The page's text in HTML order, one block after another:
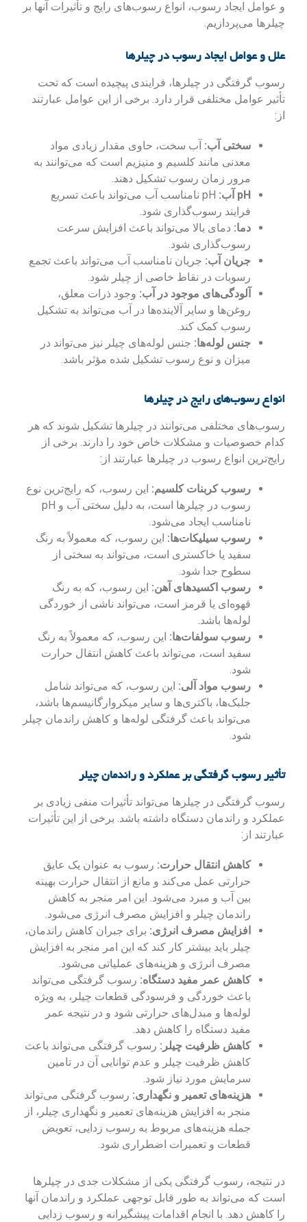
و عوامل ایجاد رسوب، انواع رسوب‌های رایج و تأثیرات آنها بر
چیلرها می‌پردازیم.
علل و عوامل ایجاد رسوب در چیلرها
رسوب گرفتگی در چیلرها، فرایندی پیچیده است که تحت
تأثیر عوامل مختلفی قرار دارد. برخی از این عوامل عبارتند
از:
سختی آب: آب سخت، حاوی مقدار زیادی مواد
معدنی مانند کلسیم و منیزیم است که می‌توانند به
مرور زمان رسوب تشکیل دهند.
pH آب:
pH نامناسب آب می‌تواند باعث تسریع
فرایند رسوب‌گذاری شود.
دما: دمای بالا می‌تواند باعث افزایش سرعت
رسوب‌گذاری شود.
جریان آب: جریان نامناسب آب می‌تواند باعث تجمع
رسوبات در نقاط خاصی از چیلر شود.
آلودگی‌های موجود در آب: وجود ذرات معلق،
روغن‌ها و سایر آلاینده‌ها در آب می‌تواند به تشکیل
رسوب کمک کند.
جنس لوله‌ها: جنس لوله‌های چیلر نیز می‌تواند در
میزان و نوع رسوب تشکیل شده مؤثر باشد.
انواع رسوب‌های رایج در چیلرها
رسوب‌های مختلفی می‌توانند در چیلرها تشکیل شوند که هر
کدام خصوصیات و مشکلات خاص خود را دارند. برخی از
رایج‌ترین انواع رسوب در چیلرها عبارتند از:
رسوب کربنات کلسیم: این رسوب، که رایج‌ترین نوع
رسوب در چیلرها است، به دلیل سختی آب و pH
نامناسب ایجاد می‌شود.
رسوب سیلیکات‌ها: این رسوب، که معمولاً به رنگ
سفید یا خاکستری است، می‌تواند به سختی از
سطوح جدا شود.
رسوب اکسیدهای آهن: این رسوب، که به رنگ
قهوه‌ای یا قرمز است، می‌تواند ناشی از خوردگی
لوله‌ها باشد.
رسوب سولفات‌ها: این رسوب، که معمولاً به رنگ
سفید است، می‌تواند باعث کاهش انتقال حرارت
شود.
رسوب مواد آلی: این رسوب، که می‌تواند شامل
جلبک‌ها، باکتری‌ها و سایر میکروارگانیسم‌ها باشد،
می‌تواند باعث گرفتگی لوله‌ها و کاهش راندمان چیلر
شود.
تأثیر رسوب گرفتگی بر عملکرد و راندمان چیلر
رسوب گرفتگی در چیلرها می‌تواند تأثیرات منفی زیادی بر
عملکرد و راندمان دستگاه داشته باشد. برخی از این تأثیرات
عبارتند از:
کاهش انتقال حرارت: رسوب به عنوان یک عایق
حرارتی عمل می‌کند و مانع از انتقال حرارت بهینه
بین آب و مبرد می‌شود. این امر منجر به کاهش
راندمان چیلر و افزایش مصرف انرژی می‌شود.
افزایش مصرف انرژی: برای جبران کاهش راندمان،
چیلر باید بیشتر کار کند که این امر منجر به افزایش
مصرف انرژی و هزینه‌های عملیاتی می‌شود.
کاهش عمر مفید دستگاه: رسوب گرفتگی می‌تواند
باعث خوردگی و فرسودگی قطعات چیلر، به ویژه
لوله‌ها و مبدل‌های حرارتی شود و در نتیجه عمر
مفید دستگاه را کاهش دهد.
کاهش ظرفیت چیلر: رسوب گرفتگی می‌تواند باعث
کاهش ظرفیت چیلر و عدم توانایی آن در تامین
سرمایش مورد نیاز شود.
هزینه‌های تعمیر و نگهداری: رسوب گرفتگی می‌تواند
منجر به افزایش هزینه‌های تعمیر و نگهداری چیلر، از
جمله هزینه‌های مربوط به رسوب زدایی، تعویض
قطعات و تعمیرات اضطراری شود.
در نتیجه، رسوب گرفتگی یکی از مشکلات جدی در چیلرها
است که می‌تواند به طور قابل توجهی عملکرد و راندمان آنها
را کاهش دهد. با انجام اقدامات پیشگیرانه و رسوب زدایی